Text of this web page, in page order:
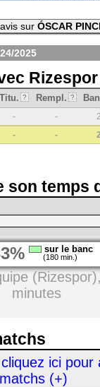
sur ÓSCAR
2025
Rizespor
Titu. ? Rempl. ?
- -
- -
son temps
sur le banc
(180 min.)
minutes
cliquez ici pour
(+)